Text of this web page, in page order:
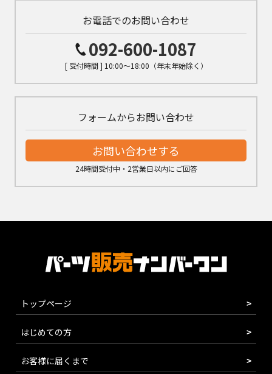
お電話でのお問い合わせ
092-600-1087
[ 受付時間 ] 10:00～18:00（年末年始除く）
フォームからお問い合わせ
お問い合わせする
24時間受付中・2営業日以内にご回答
トップページ
はじめての方
お客様に届くまで